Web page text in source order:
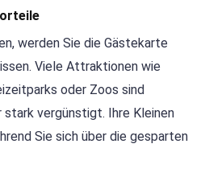
werden Sie die Gästekarte
Viele Attraktionen wie
oder Zoos sind
vergünstigt. Ihre Kleinen
Sie sich über die gesparten